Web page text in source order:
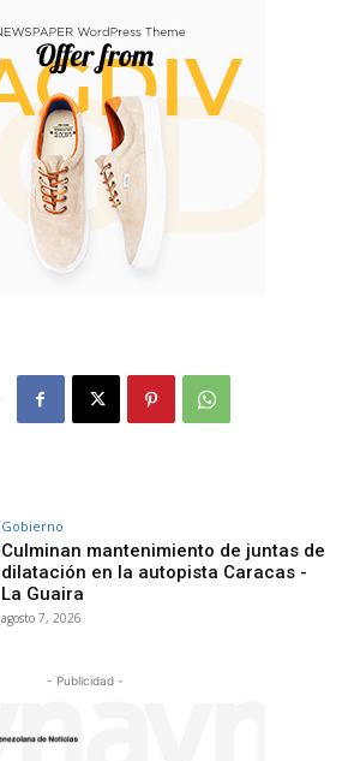
Gobierno
Culminan mantenimiento de juntas de
dilatación en la autopista Caracas -
La Guaira
agosto 7, 2026
- Publicidad -